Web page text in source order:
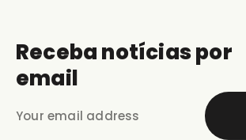
Receba notícias por
email